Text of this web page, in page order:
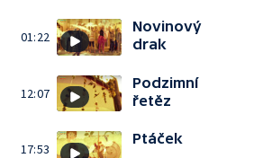
01:22
Novinový
drak
12:07
Podzimní
řetěz
17:53
Ptáček